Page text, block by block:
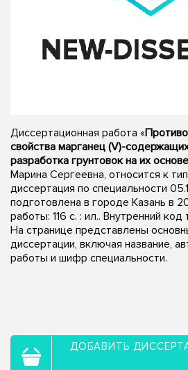
Диссертационная работа «
свойства марганец (V)-
разработка грунтовок на их основе
Марина Сергеевна, относится к
диссертация по специальности
подготовлена в городе Казань в
работы: 116 с. : ил.. Внутренний
На странице представлены
диссертации, включая название,
работы и шифр специальности.
ДОБАВИТЬ